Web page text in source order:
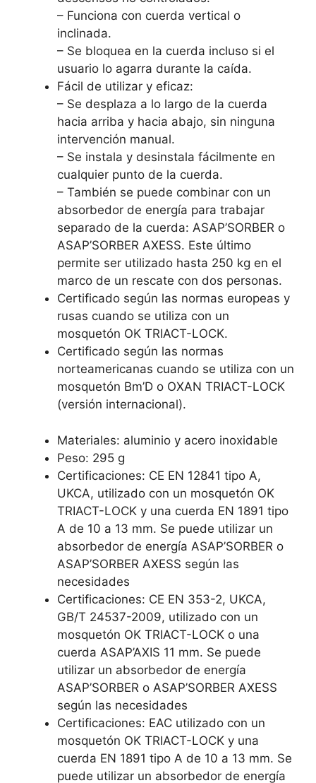
– Funciona con cuerda vertical o
inclinada.
– Se bloquea en la cuerda incluso si el
usuario lo agarra durante la caída.
Fácil de utilizar y eficaz:
– Se desplaza a lo largo de la cuerda
hacia arriba y hacia abajo, sin ninguna
intervención manual.
– Se instala y desinstala fácilmente en
cualquier punto de la cuerda.
– También se puede combinar con un
absorbedor de energía para trabajar
separado de la cuerda: ASAP’SORBER o
ASAP’SORBER AXESS. Este último
permite ser utilizado hasta 250 kg en el
marco de un rescate con dos personas.
Certificado según las normas europeas y
rusas cuando se utiliza con un
mosquetón OK TRIACT-LOCK.
Certificado según las normas
norteamericanas cuando se utiliza con un
mosquetón Bm’D o OXAN TRIACT-LOCK
(versión internacional).
Materiales: aluminio y acero inoxidable
Peso: 295 g
Certificaciones: CE EN 12841 tipo A,
UKCA, utilizado con un mosquetón OK
TRIACT-LOCK y una cuerda EN 1891 tipo
A de 10 a 13 mm. Se puede utilizar un
absorbedor de energía ASAP’SORBER o
ASAP’SORBER AXESS según las
necesidades
Certificaciones: CE EN 353-2, UKCA,
GB/T 24537-2009, utilizado con un
mosquetón OK TRIACT-LOCK o una
cuerda ASAP’AXIS 11 mm. Se puede
utilizar un absorbedor de energía
ASAP’SORBER o ASAP’SORBER AXESS
según las necesidades
Certificaciones: EAC utilizado con un
mosquetón OK TRIACT-LOCK y una
cuerda EN 1891 tipo A de 10 a 13 mm. Se
puede utilizar un absorbedor de energía